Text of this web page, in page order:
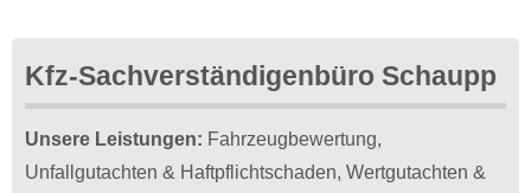
Kfz-Sachverständigenbüro Schaupp
Unsere Leistungen: Fahrzeugbewertung,
Unfallgutachten & Haftpflichtschaden, Wertgutachten &